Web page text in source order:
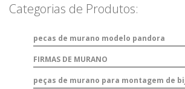
Categorias de Produtos:
pecas de murano modelo pandora
FIRMAS DE MURANO
peças de murano para montagem de